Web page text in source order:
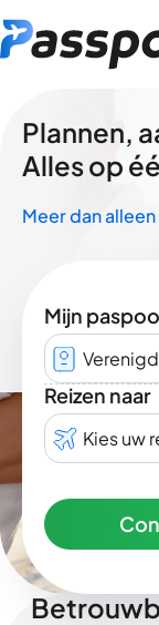
Plannen,
Alles op
Meer dan alleen
Mijn
Reizen naar
Kies uw